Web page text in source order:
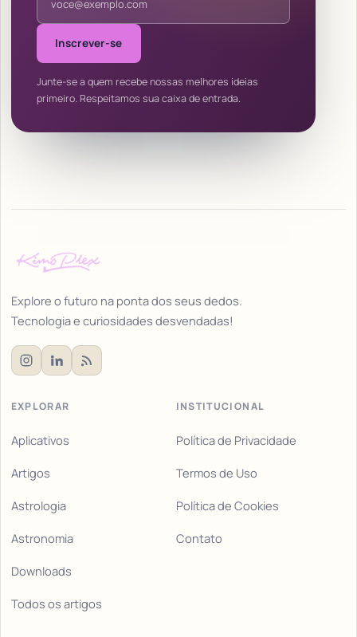
Inscrever-se
Junte-se a quem recebe nossas melhores ideias
primeiro. Respeitamos sua caixa de entrada.
Explore o futuro na ponta dos seus dedos.
Tecnologia e curiosidades desvendadas!
EXPLORAR
Aplicativos
Artigos
Astrologia
Astronomia
Downloads
Todos os artigos
INSTITUCIONAL
Política de Privacidade
Termos de Uso
Política de Cookies
Contato